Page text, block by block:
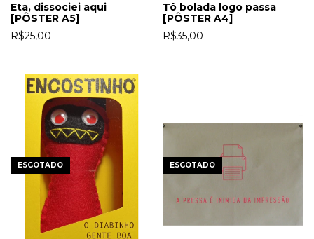
Eta, dissociei aqui
[PÔSTER A5]
R$25,00
Tô bolada logo passa
[PÔSTER A4]
R$35,00
ESGOTADO ESGOTADO